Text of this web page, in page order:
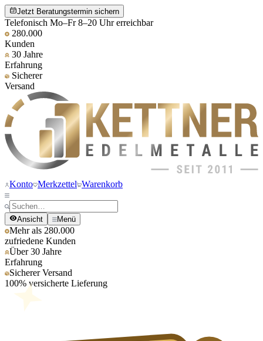
Jetzt Beratungstermin sichern
Telefonisch Mo–Fr 8–20 Uhr erreichbar
280.000
Kunden
30 Jahre
Erfahrung
Sicherer
Versand
Konto Merkzettel Warenkorb
Ansicht Menü
Mehr als 280.000
zufriedene Kunden
Über 30 Jahre
Erfahrung
Sicherer Versand
100% versicherte Lieferung